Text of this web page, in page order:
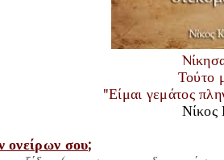
Τούτο
"Είμαι γεμάτος
Νίκος
ονείρων σου;